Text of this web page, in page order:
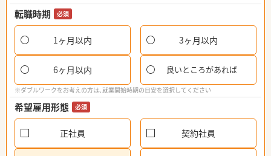
転職時期 必須
1ヶ月以内 3ヶ月以内
6ヶ月以内 良いところがあれば
※ダブルワークをお考えの方は、就業開始時期の目安を選択してください
希望雇用形態 必須
正社員 契約社員